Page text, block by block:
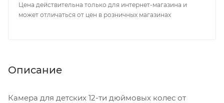
Цена действительна только для интернет-магазина и
может отличаться от цен в розничных магазинах
Описание
Камера для детских 12-ти дюймовых колес от